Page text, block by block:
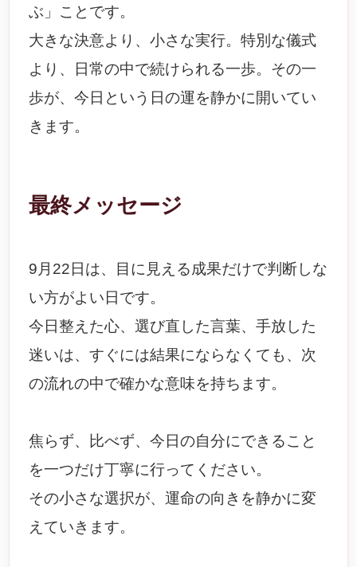
ぶ」ことです。
大きな決意より、小さな実行。特別な儀式
より、日常の中で続けられる一歩。その一
歩が、今日という日の運を静かに開いてい
きます。
最終メッセージ
9月22日は、目に見える成果だけで判断しな
い方がよい日です。
今日整えた心、選び直した言葉、手放した
迷いは、すぐには結果にならなくても、次
の流れの中で確かな意味を持ちます。
焦らず、比べず、今日の自分にできること
を一つだけ丁寧に行ってください。
その小さな選択が、運命の向きを静かに変
えていきます。